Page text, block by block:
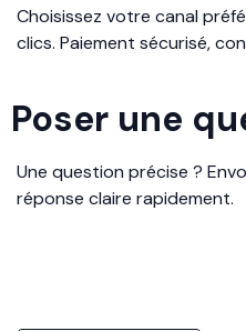
Choisissez votre canal
clics. Paiement sécurisé,
Poser une
Une question précise ?
réponse claire rapidement.